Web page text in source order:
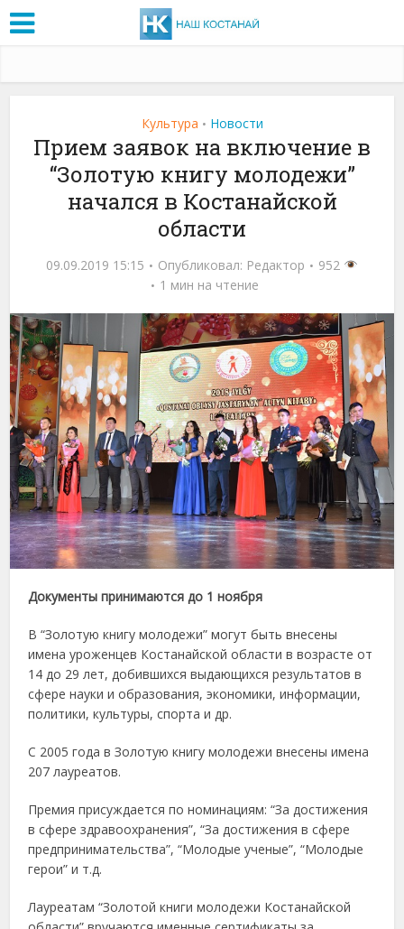
Культура • Новости
Прием заявок на включение в
“Золотую книгу молодежи”
начался в Костанайской
области
09.09.2019 15:15 Опубликовал: Редактор
952
1 мин на чтение
Документы принимаются до 1 ноября
В “Золотую книгу молодежи” могут быть внесены
имена уроженцев Костанайской области в возрасте от
14 до 29 лет, добившихся выдающихся результатов в
сфере науки и образования, экономики, информации,
политики, культуры, спорта и др.
С 2005 года в Золотую книгу молодежи внесены имена
207 лауреатов.
Премия присуждается по номинациям: “За достижения
в сфере здравоохранения”, “За достижения в сфере
предпринимательства”, “Молодые ученые”, “Молодые
герои” и т.д.
Лауреатам “Золотой книги молодежи Костанайской